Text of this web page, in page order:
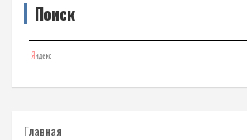
Поиск
Главная